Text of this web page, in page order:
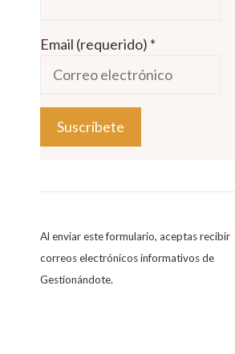
Email (requerido) *
o
s
t
a
Al enviar este formulario, aceptas recibir
correos electrónicos informativos de
Gestionándote.